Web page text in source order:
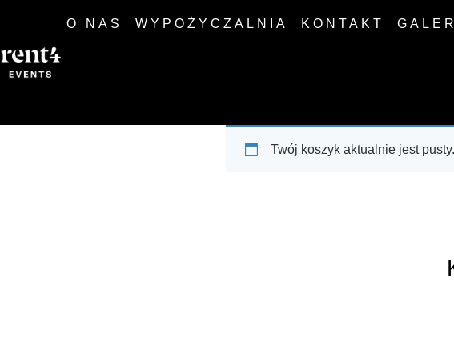
O NAS WYPOŻYCZALNIA KONTAKT
Twój koszyk aktualnie jest pusty.